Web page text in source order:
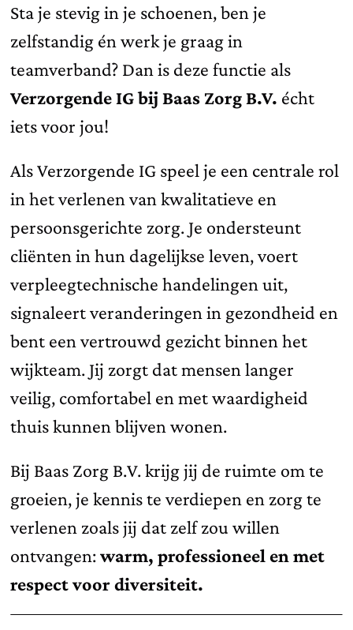
Sta je stevig in je schoenen, ben je
zelfstandig én werk je graag in
teamverband? Dan is deze functie als
Verzorgende IG bij Baas Zorg B.V. écht
iets voor jou!
Als Verzorgende IG speel je een centrale rol
in het verlenen van kwalitatieve en
persoonsgerichte zorg. Je ondersteunt
cliënten in hun dagelijkse leven, voert
verpleegtechnische handelingen uit,
signaleert veranderingen in gezondheid en
bent een vertrouwd gezicht binnen het
wijkteam. Jij zorgt dat mensen langer
veilig, comfortabel en met waardigheid
thuis kunnen blijven wonen.
Bij Baas Zorg B.V. krijg jij de ruimte om te
groeien, je kennis te verdiepen en zorg te
verlenen zoals jij dat zelf zou willen
ontvangen:warm, professioneel en met
respect voor diversiteit.